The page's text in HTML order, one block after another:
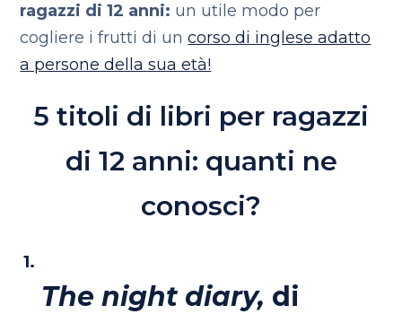
ragazzi di 12 anni: un utile modo per
cogliere i frutti di uncorso di inglese adatto
a persone della sua età!
5 titoli di libri per ragazzi
di 12 anni: quanti ne
conosci?
The night diary, di